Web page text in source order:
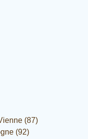
(87)
(92)